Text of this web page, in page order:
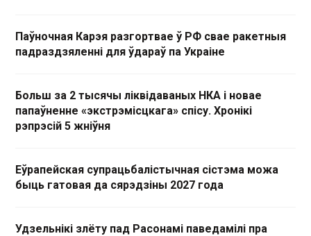
Паўночная Карэя разгортвае ў РФ свае ракетныя
падраздзяленні для ўдараў па Украіне
Больш за 2 тысячы ліквідаваных НКА і новае
папаўненне «экстрэмісцкага» спісу. Хронікі
рэпрэсій 5 жніўня
Еўрапейская супрацьбалістычная сістэма можа
быць гатовая да сярэдзіны 2027 года
Удзельнікі злёту пад Расонамі паведамілі пра